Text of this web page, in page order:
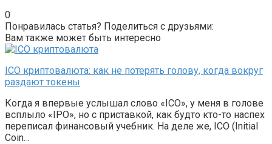
0
Понравилась статья? Поделиться с друзьями:
Вам также может быть интересно
ICO криптовалюта: как не потерять голову, когда вокруг
раздают токены
Когда я впервые услышал слово «ICO», у меня в голове
всплыло «IPO», но с приставкой, как будто кто-то наспех
переписал финансовый учебник. На деле же, ICO (Initial
Coin…